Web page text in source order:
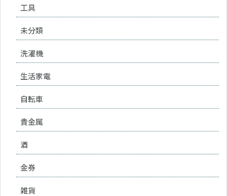
工具
未分類
洗濯機
生活家電
自転車
貴金属
酒
金券
雑貨